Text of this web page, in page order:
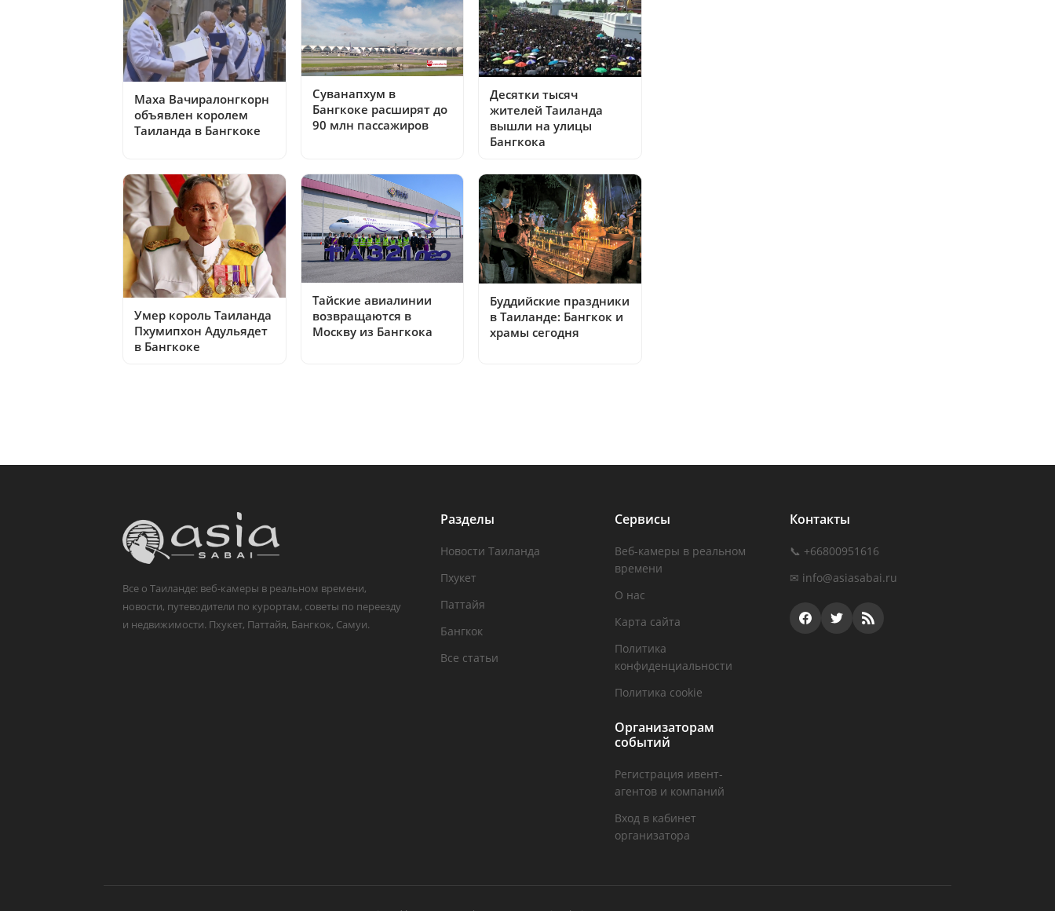
Маха Вачиралонгкорн
объявлен королем
Таиланда в Бангкоке
Суванапхум в
Бангкоке расширят до
90 млн пассажиров
Десятки тысяч
жителей Таиланда
вышли на улицы
Бангкока
Умер король Таиланда
Пхумипхон Адульядет
в Бангкоке
Тайские авиалинии
возвращаются в
Москву из Бангкока
Буддийские праздники
в Таиланде: Бангкок и
храмы сегодня
Все о Таиланде: веб-камеры в реальном времени,
новости, путеводители по курортам, советы по переезду
и недвижимости. Пхукет, Паттайя, Бангкок, Самуи.
Разделы
Новости Таиланда
Пхукет
Паттайя
Бангкок
Все статьи
Сервисы
Веб-камеры в реальном
времени
О нас
Карта сайта
Политика
конфиденциальности
Политика cookie
Организаторам
событий
Регистрация ивент-
агентов и компаний
Вход в кабинет
организатора
Контакты
📞 +66800951616
✉ info@asiasabai.ru